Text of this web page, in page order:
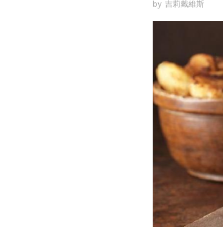
by 吉莉戴維斯